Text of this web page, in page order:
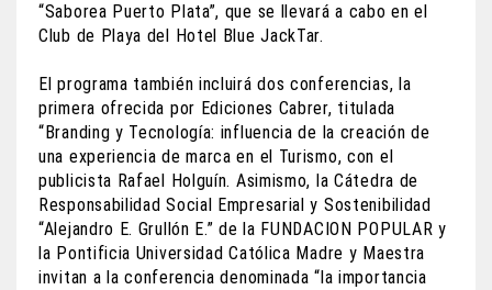
“Saborea Puerto Plata”, que se llevará a cabo en el
Club de Playa del Hotel Blue JackTar.
El programa también incluirá dos conferencias, la
primera ofrecida por Ediciones Cabrer, titulada
“Branding y Tecnología: influencia de la creación de
una experiencia de marca en el Turismo, con el
publicista Rafael Holguín. Asimismo, la Cátedra de
Responsabilidad Social Empresarial y Sostenibilidad
“Alejandro E. Grullón E.” de la FUNDACION POPULAR y
la Pontificia Universidad Católica Madre y Maestra
invitan a la conferencia denominada “la importancia